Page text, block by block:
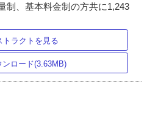
制、基本料金制の方共に1,243
トラクトを見る
ンロード(3.63MB)